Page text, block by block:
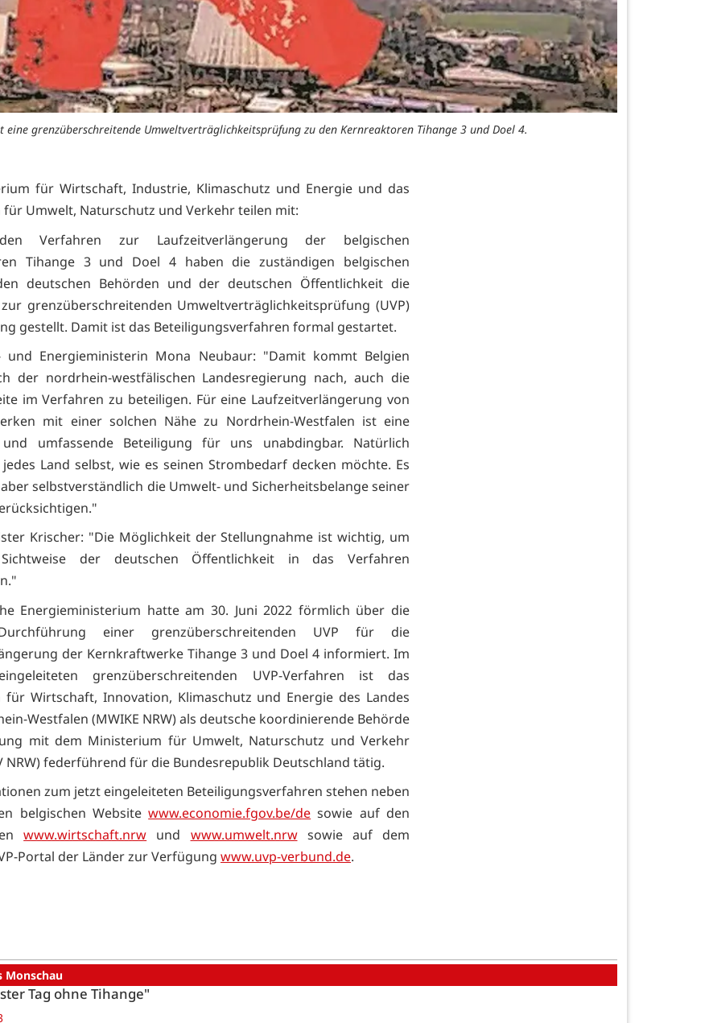
eine grenzüberschreitende Umweltverträglichkeitsprüfung zu den Kernreaktoren Tihange 3 und Doel 4.
für Wirtschaft, Industrie, Klimaschutz und Energie und das
Umwelt, Naturschutz und Verkehr teilen mit:
Verfahren zur Laufzeitverlängerung der belgischen
Tihange 3 und Doel 4 haben die zuständigen belgischen
deutschen Behörden und der deutschen Öffentlichkeit die
grenzüberschreitenden Umweltverträglichkeitsprüfung (UVP)
gestellt. Damit ist das Beteiligungsverfahren formal gestartet.
und Energieministerin Mona Neubaur: "Damit kommt Belgien
der nordrhein-westfälischen Landesregierung nach, auch die
im Verfahren zu beteiligen. Für eine Laufzeitverlängerung von
mit einer solchen Nähe zu Nordrhein-Westfalen ist eine
umfassende Beteiligung für uns unabdingbar. Natürlich
Land selbst, wie es seinen Strombedarf decken möchte. Es
selbstverständlich die Umwelt- und Sicherheitsbelange seiner
Krischer: "Die Möglichkeit der Stellungnahme ist wichtig, um
der deutschen Öffentlichkeit in das Verfahren
Energieministerium hatte am 30. Juni 2022 förmlich über die
einer grenzüberschreitenden UVP für die
der Kernkraftwerke Tihange 3 und Doel 4 informiert. Im
grenzüberschreitenden UVP-Verfahren ist das
für Wirtschaft, Innovation, Klimaschutz und Energie des Landes
Westfalen (MWIKE NRW) als deutsche koordinierende Behörde
mit dem Ministerium für Umwelt, Naturschutz und Verkehr
NRW) federführend für die Bundesrepublik Deutschland tätig.
zum jetzt eingeleiteten Beteiligungsverfahren stehen neben
belgischen Websitewww.economie.fgov.be/de sowie auf den
www.wirtschaft.nrw und www.umwelt.nrwsowie auf dem
Portal der Länder zur Verfügung www.uvp-verbund.de.
Monschau
Tag ohne Tihange"